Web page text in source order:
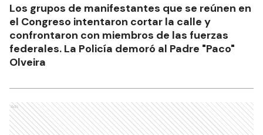
Los grupos de manifestantes que se reúnen en
el Congreso intentaron cortar la calle y
confrontaron con miembros de las fuerzas
federales. La Policía demoró al Padre "Paco"
Olveira
Ads